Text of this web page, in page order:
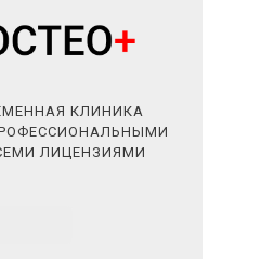
КЛИНИКА
ЛИЦЕНЗИЯМИ